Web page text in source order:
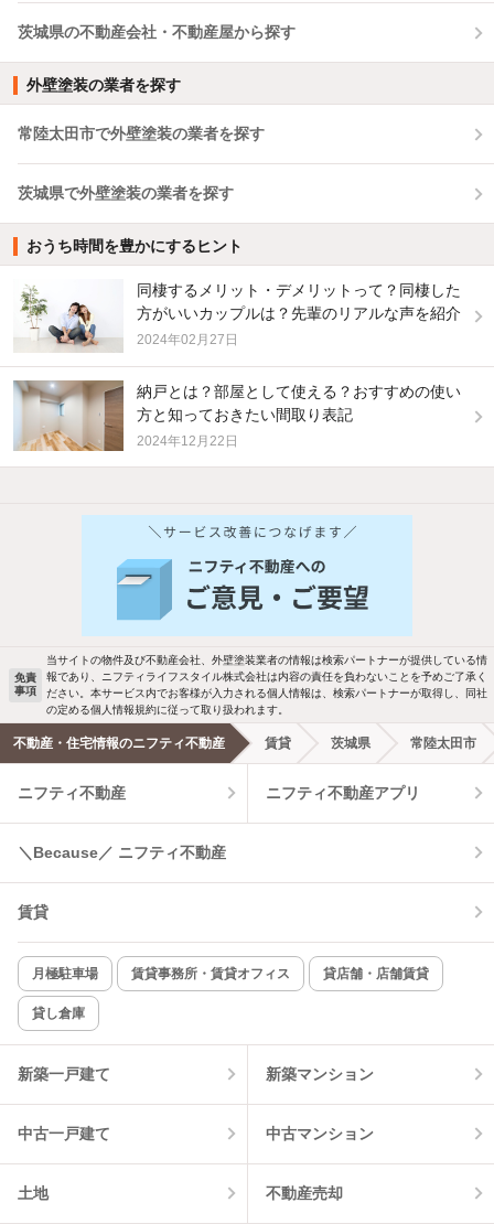
茨城県の不動産会社・不動産屋から探す
外壁塗装の業者を探す
常陸太田市で外壁塗装の業者を探す
茨城県で外壁塗装の業者を探す
おうち時間を豊かにするヒント
同棲するメリット・デメリットって？同棲した
方がいいカップルは？先輩のリアルな声を紹介
2024年02月27日
納戸とは？部屋として使える？おすすめの使い
方と知っておきたい間取り表記
2024年12月22日
他の人はこんな条件で絞り込んでいます！
バス・トイレ別 2階以上
駐車場あり ペット相談
洗濯機置場あり 独立洗面台
エアコンあり 都市ガス
温水洗浄便座 オートロック
コンロ2口以上
新着のみ インターネット無料
該当件数:
6
物件一覧に反映
免責
事項
当サイトの物件及び不動産会社、外壁塗装業者の情報は検索パートナーが提供している情
報であり、ニフティライフスタイル株式会社は内容の責任を負わないことを予めご了承く
ださい。本サービス内でお客様が入力される個人情報は、検索パートナーが取得し、同社
の定める個人情報規約に従って取り扱われます。
不動産・住宅情報のニフティ不動産 賃貸 茨城県 常陸太田市
ニフティ不動産 ニフティ不動産アプリ
＼Because／ ニフティ不動産
賃貸
月極駐車場 賃貸事務所・賃貸オフィス 貸店舗・店舗賃貸
貸し倉庫
新築一戸建て 新築マンション
中古一戸建て 中古マンション
土地 不動産売却